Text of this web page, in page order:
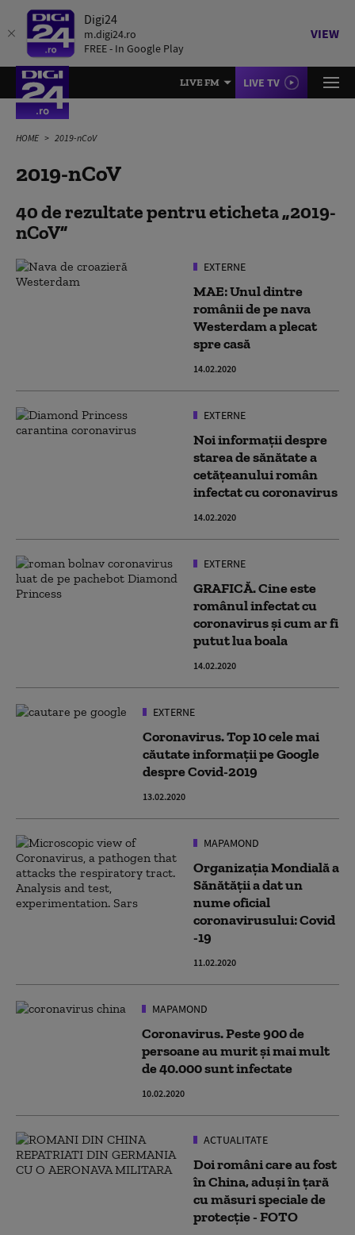
Digi24
m.digi24.ro
FREE - In Google Play
VIEW
LIVE FM LIVE TV
HOME 2019-nCoV
2019-nCoV
40 de rezultate pentru eticheta 2019-
nCoV
EXTERNE
MAE: Unul dintre
românii de pe nava
Westerdam a plecat
spre casă
14.02.2020
EXTERNE
Noi informații despre
starea de sănătate a
cetățeanului român
infectat cu coronavirus
14.02.2020
EXTERNE
GRAFICĂ. Cine este
românul infectat cu
coronavirus şi cum ar fi
putut lua boala
14.02.2020
EXTERNE
Coronavirus. Top 10 cele mai
căutate informații pe Google
despre Covid-2019
13.02.2020
MAPAMOND
Organizaţia Mondială a
Sănătăţii a dat un
nume oficial
coronavirusului: Covid
-19
11.02.2020
MAPAMOND
Coronavirus. Peste 900 de
persoane au murit și mai mult
de 40.000 sunt infectate
10.02.2020
ACTUALITATE
Doi români care au fost
în China, aduși în țară
cu măsuri speciale de
protecție - FOTO